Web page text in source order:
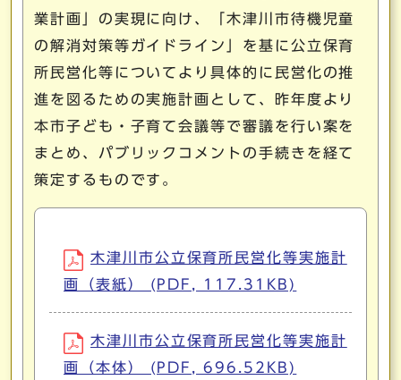
業計画」の実現に向け、「木津川市待機児童
の解消対策等ガイドライン」を基に公立保育
所民営化等についてより具体的に民営化の推
進を図るための実施計画として、昨年度より
本市子ども・子育て会議等で審議を行い案を
まとめ、パブリックコメントの手続きを経て
策定するものです。
木津川市公立保育所民営化等実施計
画（表紙） (PDF, 117.31KB)
木津川市公立保育所民営化等実施計
画（本体） (PDF, 696.52KB)